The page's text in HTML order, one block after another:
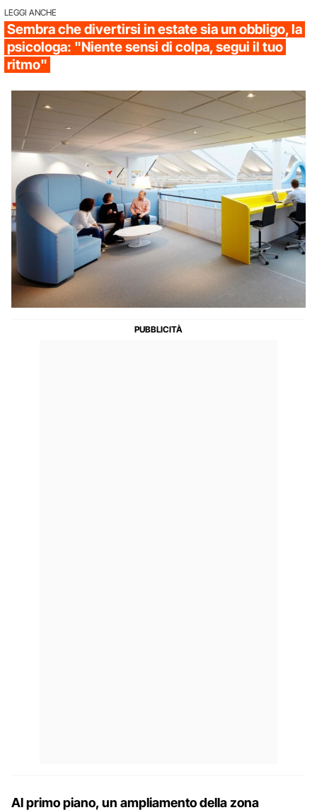
LEGGI ANCHE
Sembra che divertirsi in estate sia un obbligo, la
psicologa: "Niente sensi di colpa, segui il tuo
ritmo"
Al primo piano, un ampliamento della zona